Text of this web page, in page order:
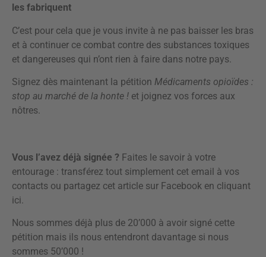
les fabriquent
C’est pour cela que je vous invite à ne pas baisser les bras
et à continuer ce combat contre des substances toxiques
et dangereuses qui n’ont rien à faire dans notre pays.
Signez dès maintenant la pétition Médicaments opioïdes :
stop au marché de la honte ! et joignez vos forces aux
nôtres.
Vous l’avez déjà signée ? Faites le savoir à votre
entourage : transférez tout simplement cet email à vos
contacts ou partagez cet article sur Facebook en cliquant
ici.
Nous sommes déjà plus de 20’000 à avoir signé cette
pétition mais ils nous entendront davantage si nous
sommes 50’000 !